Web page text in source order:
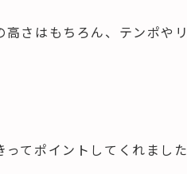
さはもちろん、テンポ
ってポイントしてくれまし